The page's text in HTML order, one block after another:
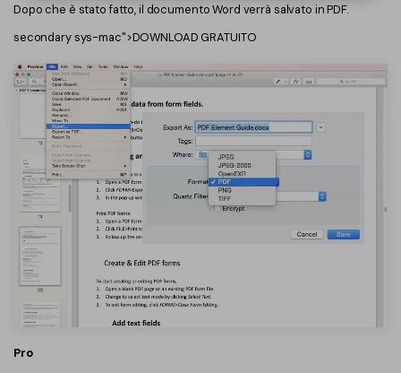
Dopo che è stato fatto, il documento Word verrà salvato in PDF.
secondary sys-mac">DOWNLOAD GRATUITO
Pro